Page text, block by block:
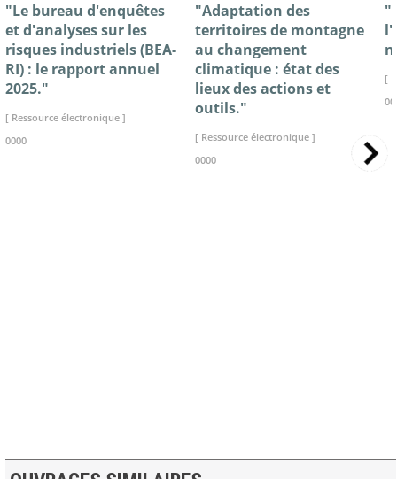
"Le bureau d'enquêtes
et d'analyses sur les
risques industriels (BEA-
RI) : le rapport annuel
2025."
[ Ressource électronique ]
0000
"Adaptation des
territoires de montagne
au changement
climatique : état des
lieux des actions et
outils."
[ Ressource électronique ]
0000
[